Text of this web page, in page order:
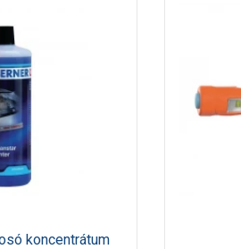
koncentrátum